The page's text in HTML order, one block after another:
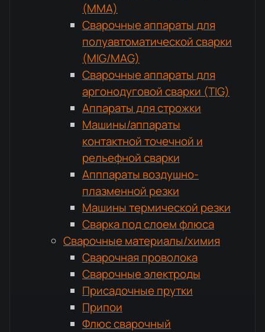
(MMA)
Сварочные аппараты для
полуавтоматической сварки
(MIG/MAG)
Сварочные аппараты для
аргонодуговой сварки (TIG)
Аппараты для строжки
Машины/аппараты
контактной точечной и
рельефной сварки
Апппараты воздушно-
плазменной резки
Машины термической резки
Сварка под слоем флюса
Сварочные материалы/химия
Сварочная проволока
Сварочные электроды
Присадочные прутки
Припои
Флюс сварочный